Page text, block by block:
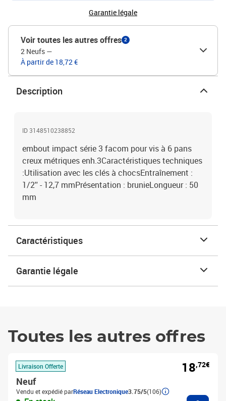
Garantie légale
Voir toutes les autres offres 2
2 Neufs —
À partir de 18,72 €
Description
ID 3148510238852
embout impact série 3 facom pour vis à 6 pans
creux métriques enh.3Caractéristiques techniques
:Utilisation avec les clés à chocsEntraînement :
1/2'' - 12,7 mmPrésentation : brunieLongueur : 50
mm
Caractéristiques
Garantie légale
Toutes les autres offres
Livraison Offerte
Neuf
Vendu et expédié parRéseau Electronique3.75/5(106)
18,72€